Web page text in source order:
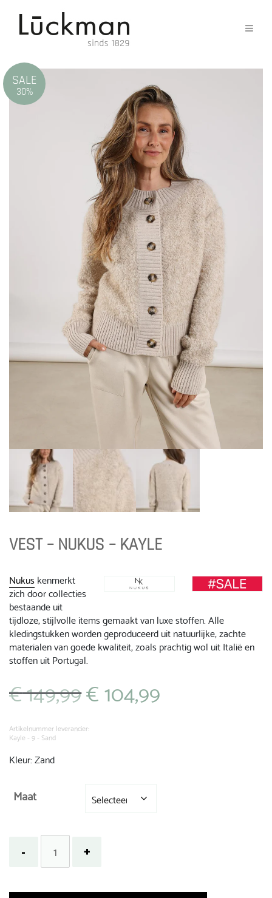
SALE
30%
VEST – NUKUS – KAYLE
Nukuskenmerkt
zich door collecties
bestaande uit
tijdloze, stijlvolle items gemaakt van luxe stoffen. Alle
kledingstukken worden geproduceerd uit natuurlijke, zachte
materialen van goede kwaliteit, zoals prachtig wol uit Italië en
stoffen uit Portugal.
€149,99 Oorspronkelijke
prijs
€ 149,99.
€104,99
Artikelnummer leverancier:
Kayle - 9 - Sand
Kleur: Zand
Maat